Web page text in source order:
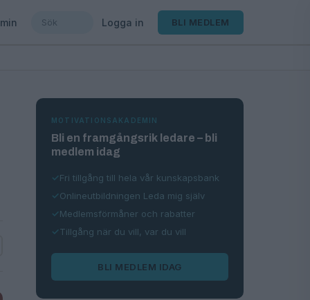
Logga in BLI MEDLEM
MOTIVATIONSAKADEMIN
Bli en framgångsrik ledare – bli
medlem idag
Fri tillgång till hela vår kunskapsbank
Onlineutbildningen Leda mig själv
Medlemsförmåner och rabatter
Tillgång när du vill, var du vill
BLI MEDLEM IDAG